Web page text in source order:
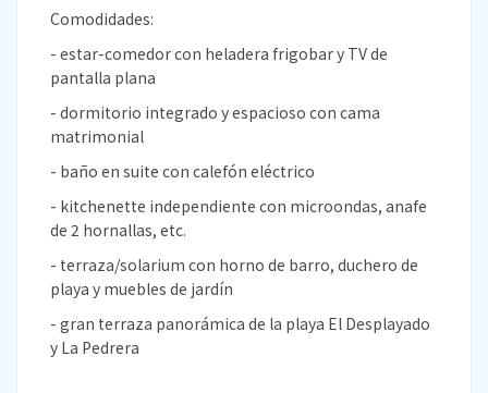
Comodidades:
- estar-comedor con heladera frigobar y TV de
pantalla plana
- dormitorio integrado y espacioso con cama
matrimonial
- baño en suite con calefón eléctrico
- kitchenette independiente con microondas, anafe
de 2 hornallas, etc.
- terraza/solarium con horno de barro, duchero de
playa y muebles de jardín
- gran terraza panorámica de la playa El Desplayado
y La Pedrera